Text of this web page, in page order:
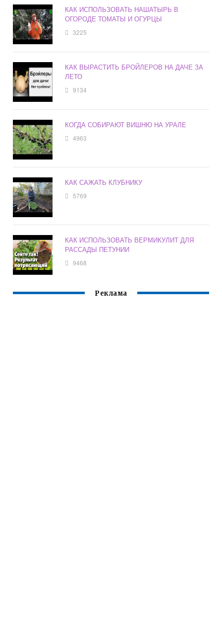
КАК ИСПОЛЬЗОВАТЬ НАШАТЫРЬ В
ОГОРОДЕ ТОМАТЫ И ОГУРЦЫ
3225
КАК ВЫРАСТИТЬ БРОЙЛЕРОВ НА ДАЧЕ ЗА
ЛЕТО
9134
КОГДА СОБИРАЮТ ВИШНЮ НА УРАЛЕ
4963
КАК САЖАТЬ КЛУБНИКУ
5769
КАК ИСПОЛЬЗОВАТЬ ВЕРМИКУЛИТ ДЛЯ
РАССАДЫ ПЕТУНИИ
9468
Реклама